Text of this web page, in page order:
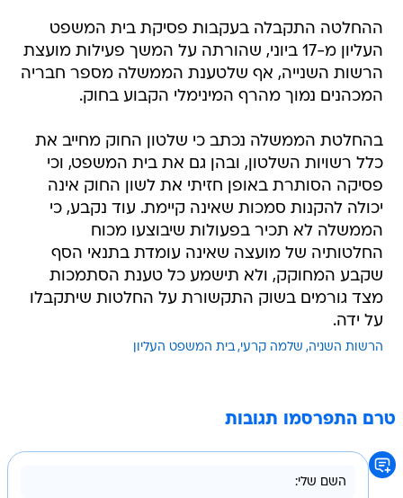
ההחלטה התקבלה בעקבות פסיקת בית המשפט
העליון מ-17 ביוני, שהורתה על המשך פעילות מועצת
הרשות השנייה, אף שלטענת הממשלה מספר חבריה
המכהנים נמוך מהרף המינימלי הקבוע בחוק.
בהחלטת הממשלה נכתב כי שלטון החוק מחייב את
כלל רשויות השלטון, ובהן גם את בית המשפט, וכי
פסיקה הסותרת באופן חזיתי את לשון החוק אינה
יכולה להקנות סמכות שאינה קיימת. עוד נקבע, כי
הממשלה לא תכיר בפעולות שיבוצעו מכוח
החלטותיה של מועצה שאינה עומדת בתנאי הסף
שקבע המחוקק, ולא תישמע כל טענת הסתמכות
מצד גורמים בשוק התקשורת על החלטות שיתקבלו
על ידה.
הרשות השניה שלמה קרעי בית המשפט העליון
טרם התפרסמו תגובות